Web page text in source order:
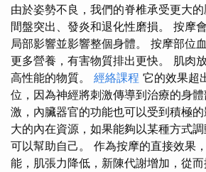
由於姿勢不良，我們的脊椎承受更大
間盤突出、發炎和退化性磨損。 按摩
局部影響並影響整個身體。 按摩部位
更多營養，有害物質排出更快。 肌肉
高性能的物質。 經絡課程 它的效果超
位，因為神經將刺激傳導到治療的身
激，內臟器官的功能也可以受到積極
大的內在資源，如果能夠以某種方式
可以幫助自己。 作為按摩的直接效果
能，肌張力降低，新陳代謝增加，從